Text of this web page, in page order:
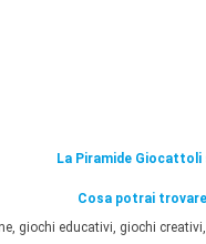
La Piramide Giocattoli
Cosa potrai
giochi educativi, giochi